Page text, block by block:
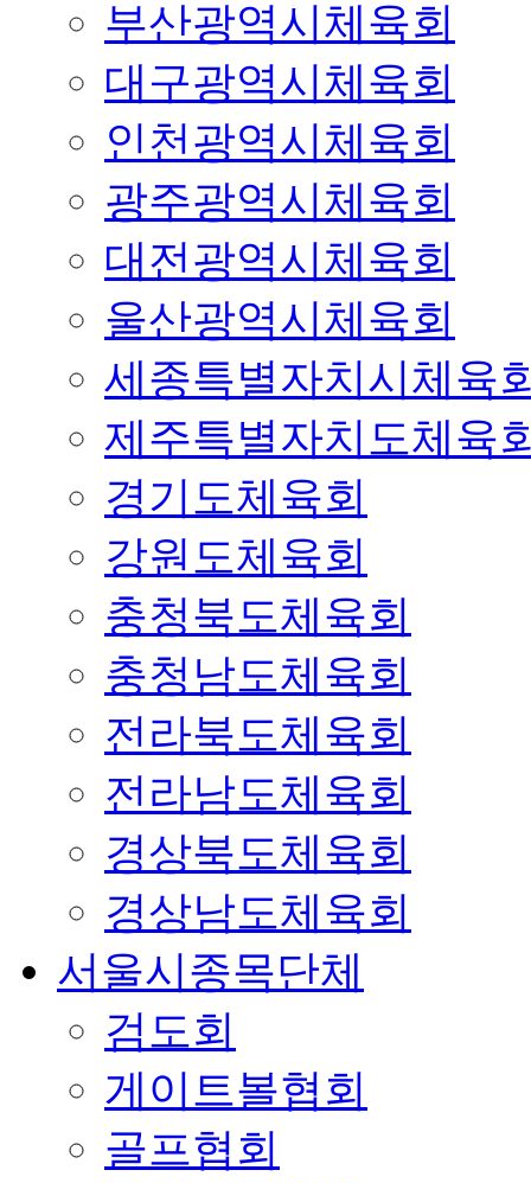
부산광역시체육회
대구광역시체육회
인천광역시체육회
광주광역시체육회
대전광역시체육회
울산광역시체육회
세종특별자치시체육
제주특별자치도체육
경기도체육회
강원도체육회
충청북도체육회
충청남도체육회
전라북도체육회
전라남도체육회
경상북도체육회
경상남도체육회
서울시종목단체
검도회
게이트볼협회
골프협회